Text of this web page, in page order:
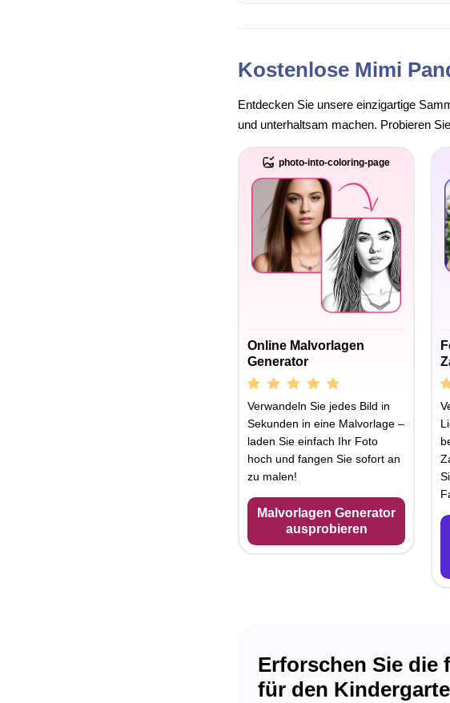
Kostenlose Mimi
Entdecken Sie unsere einzigartige
und unterhaltsam machen. Probieren
photo-into-coloring-page
Online Malvorlagen
Generator
Verwandeln Sie jedes Bild in
Sekunden in eine Malvorlage –
laden Sie einfach Ihr Foto
hoch und fangen Sie sofort an
zu malen!
Malvorlagen Generator
ausprobieren
Erforschen Sie die
für den